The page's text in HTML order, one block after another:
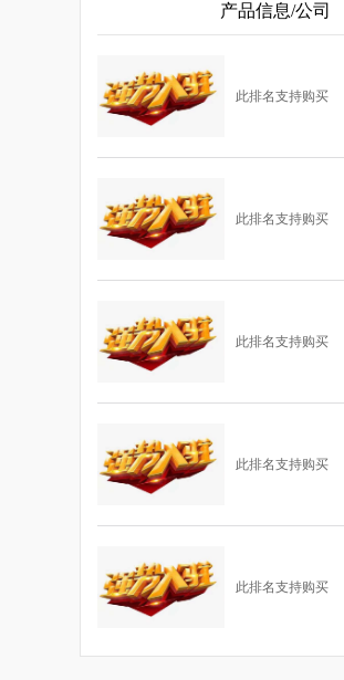
产品信息/公司
此排名支持购买
此排名支持购买
此排名支持购买
此排名支持购买
此排名支持购买